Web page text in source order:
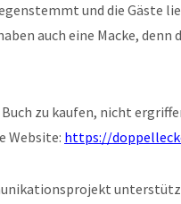
und die Gäste
auch eine Macke, denn
zu kaufen, nicht
Website: https://